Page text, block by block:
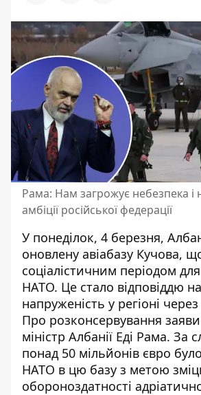
Рама: Нам загрожує небезпека і
амбіції російської федерації
У понеділок, 4 березня,
оновлену авіабазу Кучова,
соціалістичним періодом
НАТО. Це стало відповіддю
напруженість у регіоні
Про розконсервування
міністр Албанії Еді Рама. За
понад 50 мільйонів євро
НАТО в цю базу з метою
обороноздатності